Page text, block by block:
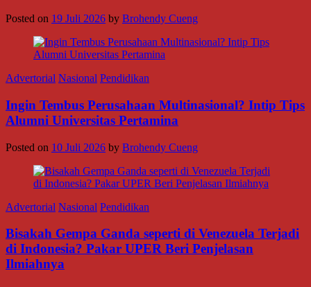
Posted on 19 Juli 2026 by Brohendy Cueng
Advertorial Nasional Pendidikan
Ingin Tembus Perusahaan Multinasional? Intip Tips
Alumni Universitas Pertamina
Posted on 10 Juli 2026 by Brohendy Cueng
Advertorial Nasional Pendidikan
Bisakah Gempa Ganda seperti di Venezuela Terjadi
di Indonesia? Pakar UPER Beri Penjelasan
Ilmiahnya